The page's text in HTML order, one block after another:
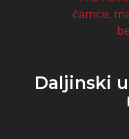
Daljinski